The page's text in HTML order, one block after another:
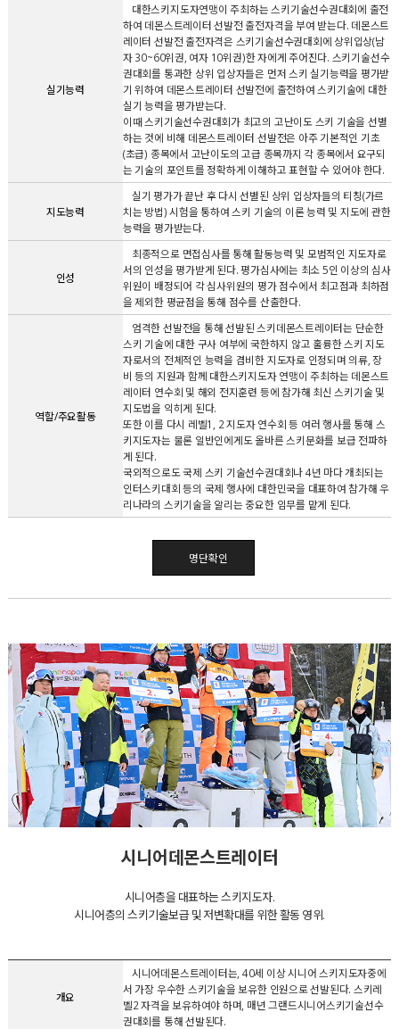
실기능력
대한스키지도자연맹이 주최하는 스키기술선수권대회에 출전
하여 데몬스트레이터 선발전 출전자격을 부여 받는다. 데몬스트
레이터 선발전 출전자격은 스키기술선수권대회에 상위입상(남
자 30~60위권, 여자 10위권)한 자에게 주어진다. 스키기술선수
권대회를 통과한 상위 입상자들은 먼저 스키 실기능력을 평가받
기 위하여 데몬스트레이터 선발전에 출전하여 스키기술에 대한
실기 능력을 평가받는다.
이때 스키기술선수권대회가 최고의 고난이도 스키 기술을 선별
하는 것에 비해 데몬스트레이터 선발전은 아주 기본적인 기초
(초급) 종목에서 고난이도의 고급 종목까지 각 종목에서 요구되
는 기술의 포인트를 정확하게 이해하고 표현할 수 있어야 한다.
지도능력
실기 평가가 끝난 후 다시 선별된 상위 입상자들의 티칭(가르
치는 방법) 시험을 통하여 스키 기술의 이론 능력 및 지도에 관한
능력을 평가받는다.
인성
최종적으로 면접심사를 통해 활동능력 및 모범적인 지도자로
서의 인성을 평가받게 된다. 평가심사에는 최소 5인 이상의 심사
위원이 배정되어 각 심사위원의 평가 점수에서 최고점과 최하점
을 제외한 평균점을 통해 점수를 산출한다.
역할/주요활동
엄격한 선발전을 통해 선발된 스키데몬스트레이터는 단순한
스키 기술에 대한 구사 여부에 국한하지 않고 훌륭한 스키 지도
자로서의 전체적인 능력을 겸비한 지도자로 인정되며 의류, 장
비 등의 지원과 함께 대한스키지도자 연맹이 주최하는 데몬스트
레이터 연수회 및 해외 전지훈련 등에 참가해 최신 스키기술 및
지도법을 익히게 된다.
또한 이를 다시 레벨1, 2 지도자 연수회 등 여러 행사를 통해 스
키지도자는 물론 일반인에게도 올바른 스키문화를 보급 전파하
게 된다.
국외적으로도 국제 스키 기술선수권대회나 4년 마다 개최되는
인터스키대회 등의 국제 행사에 대한민국을 대표하여 참가해 우
리나라의 스키기술을 알리는 중요한 임무를 맡게 된다.
명단확인
시니어데몬스트레이터
시니어층을 대표하는 스키지도자.
시니어층의 스키기술보급 및 저변확대를 위한 활동 영위.
개요
시니어데몬스트레이터는, 40세 이상 시니어 스키지도자중에
서 가장 우수한 스키기술을 보유한 인원으로 선발된다. 스키레
벨2 자격을 보유하여야 하며, 매년 그랜드시니어스키기술선수
권대회를 통해 선발된다.